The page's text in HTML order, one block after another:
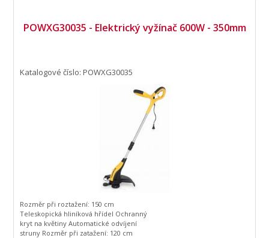
POWXG30035 - Elektrický vyžínač 600W - 350mm
Katalogové číslo: POWXG30035
Rozměr při roztažení: 150 cm
Teleskopická hliníková hřídel Ochranný
kryt na květiny Automatické odvíjení
struny Rozměr při zatažení: 120 cm